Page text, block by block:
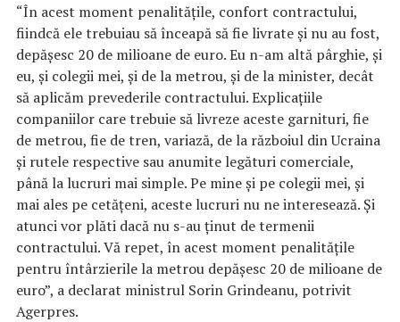
“În acest moment penalităţile, confort contractului,
fiindcă ele trebuiau să înceapă să fie livrate şi nu au fost,
depăşesc 20 de milioane de euro. Eu n-am altă pârghie, şi
eu, şi colegii mei, şi de la metrou, şi de la minister, decât
să aplicăm prevederile contractului. Explicaţiile
companiilor care trebuie să livreze aceste garnituri, fie
de metrou, fie de tren, variază, de la războiul din Ucraina
şi rutele respective sau anumite legături comerciale,
până la lucruri mai simple. Pe mine şi pe colegii mei, şi
mai ales pe cetăţeni, aceste lucruri nu ne interesează. Şi
atunci vor plăti dacă nu s-au ţinut de termenii
contractului. Vă repet, în acest moment penalităţile
pentru întârzierile la metrou depăşesc 20 de milioane de
euro”, a declarat ministrul Sorin Grindeanu, potrivit
Agerpres.